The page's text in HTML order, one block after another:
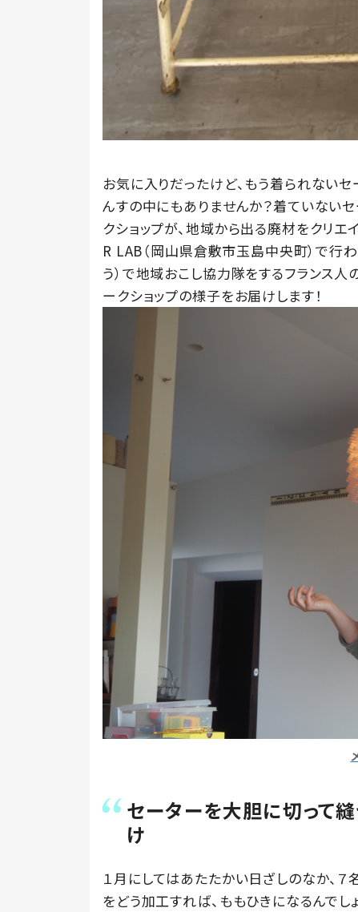
お気に入りだったけど、もう着られない
んすの中にもありませんか？着ていない
クショップが、地域から出る廃材をクリエ
R LAB（岡山県倉敷市玉島中央町）で行
う）で地域おこし協力隊をするフランス人
ークショップの様子をお届けします！
セーターを大胆に切って
け
１月にしてはあたたかい日ざしのなか、
をどう加工すれば、ももひきになるんでし